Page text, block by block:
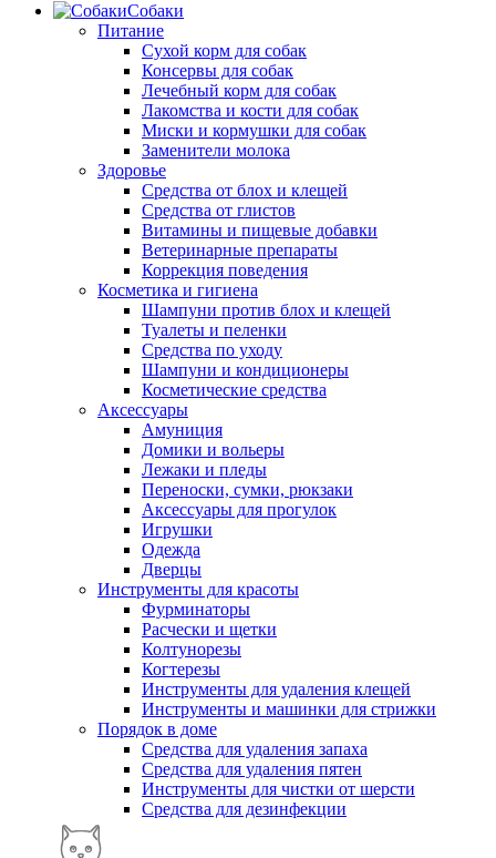
Собаки
Питание
Сухой корм для собак
Консервы для собак
Лечебный корм для собак
Лакомства и кости для собак
Миски и кормушки для собак
Заменители молока
Здоровье
Средства от блох и клещей
Средства от глистов
Витамины и пищевые добавки
Ветеринарные препараты
Коррекция поведения
Косметика и гигиена
Шампуни против блох и клещей
Туалеты и пеленки
Средства по уходу
Шампуни и кондиционеры
Косметические средства
Аксессуары
Амуниция
Домики и вольеры
Лежаки и пледы
Переноски, сумки, рюкзаки
Аксессуары для прогулок
Игрушки
Одежда
Дверцы
Инструменты для красоты
Фурминаторы
Расчески и щетки
Колтунорезы
Когтерезы
Инструменты для удаления клещей
Инструменты и машинки для стрижки
Порядок в доме
Средства для удаления запаха
Средства для удаления пятен
Инструменты для чистки от шерсти
Средства для дезинфекции